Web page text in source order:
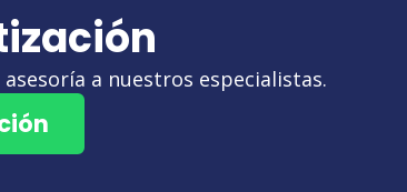
a nuestros especialistas.